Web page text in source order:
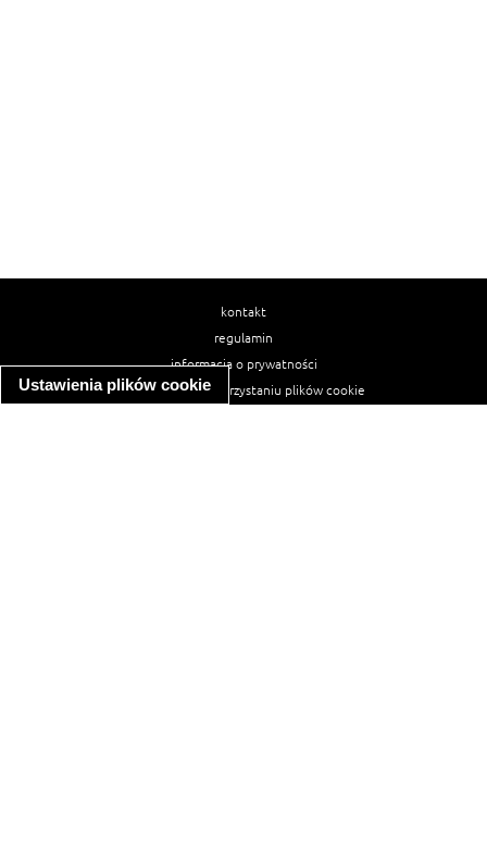
Ustawienia plików cookie
kontakt
regulamin
informacja o prywatności
informacja o wykorzystaniu plików cookie